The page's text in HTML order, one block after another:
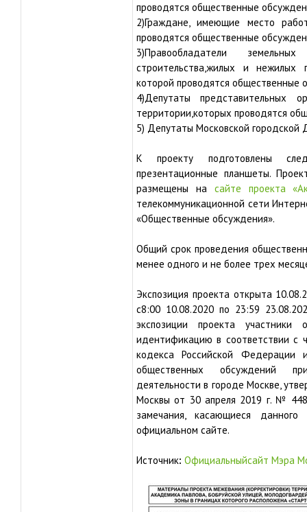
проводятся общественные
2)Граждане, имеющие место
проводятся общественные
3)Правообладатели
строительства,жилых и
которой проводятся общественные
4)Депутаты представительных
территории,которых проводятся
5) Депутаты Московской городской
К проекту подготовлены
презентационные планшеты.
размещены на сайте проекта
телекоммуникационной сети
«Общественные обсуждения».
Общий срок проведения
менее одного и не более трех
Экспозиция проекта открыта
с8:00 10.08.2020 по 23:59
экспозиции проекта участники
идентификацию в соответствии с
кодекса Российской Федерации
общественных обсуждений
деятельности в городе Москве,
Москвы от 30 апреля 2019 г. №
замечания, касающиеся
официальном сайте.
Источник: Официальныйсайт Мэра